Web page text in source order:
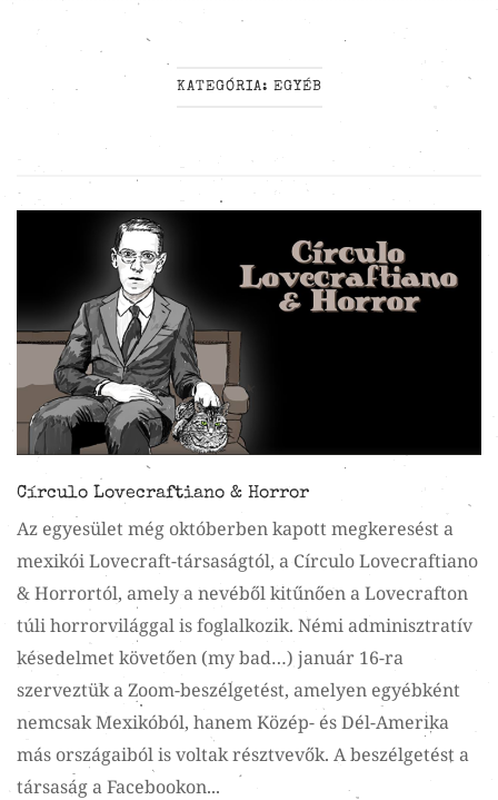
KATEGÓRIA: EGYÉB
Círculo Lovecraftiano & Horror
Az egyesület még októberben kapott megkeresést a
mexikói Lovecraft-társaságtól, a Círculo Lovecraftiano
& Horrortól, amely a nevéből kitűnően a Lovecrafton
túli horrorvilággal is foglalkozik. Némi adminisztratív
késedelmet követően (my bad…) január 16-ra
szerveztük a Zoom-beszélgetést, amelyen egyébként
nemcsak Mexikóból, hanem Közép- és Dél-Amerika
más országaiból is voltak résztvevők. A beszélgetést a
társaság a Facebookon...